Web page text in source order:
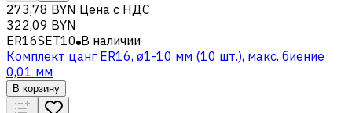
273,78 BYN Цена с НДС
322,09 BYN
ER16SET10 В наличии
Комплект цанг ER16, ø1-10 мм (10 шт.), макс. биение
0,01 мм
В корзину